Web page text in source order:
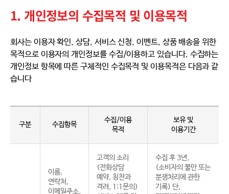
1. 개인정보의 수집목적 및 이용목적
회사는 이용자 확인, 상담, 서비스 신청, 이벤트, 상품 배송을 위한
목적으로 이용자의 개인정보를 수집/이용하고 있습니다. 수집하는
개인정보 항목에 따른 구체적인 수집목적 및 이용목적은 다음과 같
습니다
구분 수집항목
수집/이용
목적
보유 및
이용기간
이름,
연락처,
이메일주소,
고객의 소리
(전화상담
예약, 칭찬과
격려, 1:1문의)
수집 후 3년,
(소비자의 불만 또는
분쟁처리에 관한
기록) 단,